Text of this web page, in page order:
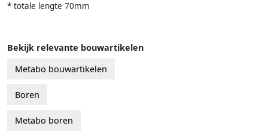
* totale lengte 70mm
Bekijk relevante bouwartikelen
Metabo bouwartikelen
Boren
Metabo boren